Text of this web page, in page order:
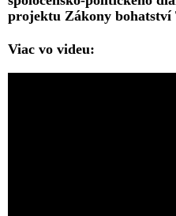
projektu Zákony bohatství
Viac vo videu: